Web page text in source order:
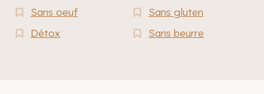
Sans oeuf
Sans gluten
Détox
Sans beurre